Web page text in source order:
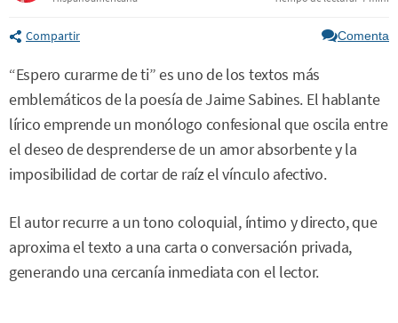
Compartir Comenta
“Espero curarme de ti” es uno de los textos más
emblemáticos de la poesía de Jaime Sabines. El hablante
lírico emprende un monólogo confesional que oscila entre
el deseo de desprenderse de un amor absorbente y la
imposibilidad de cortar de raíz el vínculo afectivo.
El autor recurre a un tono coloquial, íntimo y directo, que
aproxima el texto a una carta o conversación privada,
generando una cercanía inmediata con el lector.